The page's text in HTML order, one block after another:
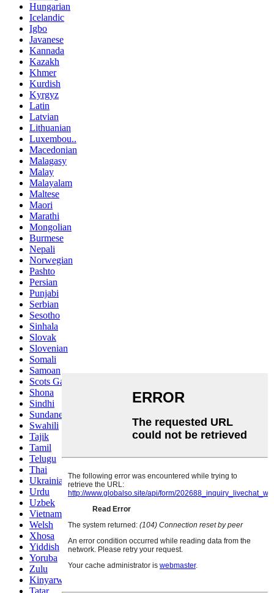
Hungarian
Icelandic
Igbo
Javanese
Kannada
Kazakh
Khmer
Kurdish
Kyrgyz
Latin
Latvian
Lithuanian
Luxembou..
Macedonian
Malagasy
Malay
Malayalam
Maltese
Maori
Marathi
Mongolian
Burmese
Nepali
Norwegian
Pashto
Persian
Punjabi
Serbian
Sesotho
Sinhala
Slovak
Slovenian
Somali
Samoan
Scots Gaelic
Shona
Sindhi
Sundanese
Swahili
Tajik
Tamil
Telugu
Thai
Ukrainian
Urdu
Uzbek
Vietnamese
Welsh
Xhosa
Yiddish
Yoruba
Zulu
Kinyarwanda